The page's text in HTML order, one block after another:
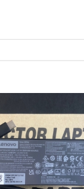
tay về nhé )
ở đâu
bị hư, các bạn
phí cho các